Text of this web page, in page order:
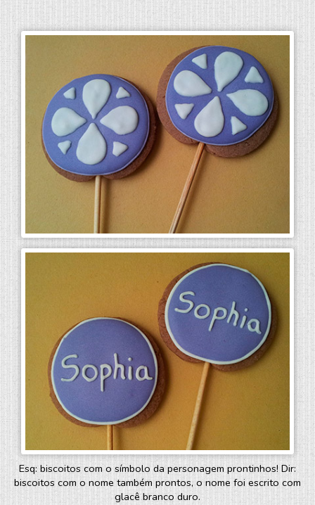
Esq: biscoitos com o símbolo da personagem prontinhos! Dir:
biscoitos com o nome também prontos, o nome foi escrito com
glacê branco duro.